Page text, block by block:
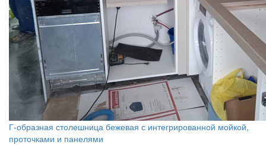
Г-образная столешница бежевая с интегрированной мойкой,
проточками и панелями